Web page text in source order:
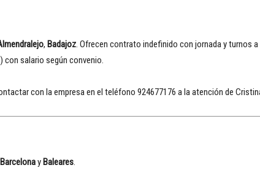
, Badajoz. Ofrecen contrato indefinido con jornada y turnos
con salario según convenio.
con la empresa en el teléfono 924677176 a la atención de
Barcelonay Baleares